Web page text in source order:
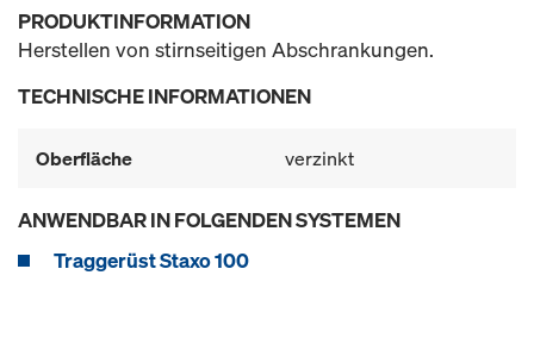
PRODUKTINFORMATION
Herstellen von stirnseitigen Abschrankungen.
TECHNISCHE INFORMATIONEN
Oberfläche verzinkt
ANWENDBAR IN FOLGENDEN SYSTEMEN
Traggerüst Staxo 100